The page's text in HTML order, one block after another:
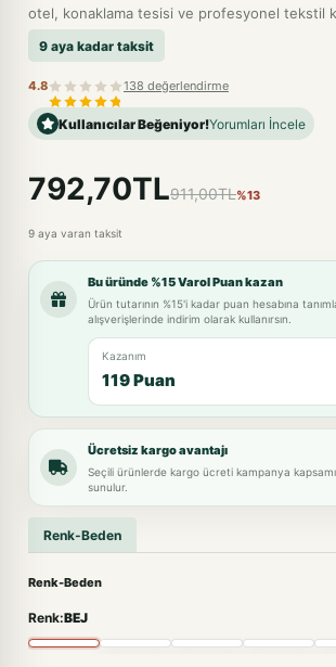
otel, konaklama tesisi ve profesyonel tekstil
9 aya kadar taksit
4.8 138 değerlendirme
Kullanıcılar Beğeniyor!Yorumları İncele
792,70TL911,00TL%13
9 aya varan taksit
Bu üründe %15 Varol Puan kazan
Ürün tutarının %15'i kadar puan hesabına
alışverişlerinde indirim olarak kullanırsın.
Kazanım
119 Puan
Ücretsiz kargo avantajı
Seçili ürünlerde kargo ücreti kampanya
sunulur.
Renk-Beden
Renk-Beden
Renk:BEJ